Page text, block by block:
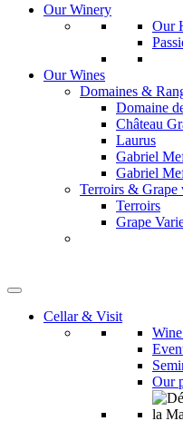
Our Winery
Our
Our Wines
Domaines &
Domaine
Château
Laurus
Gabriel
Gabriel
Terroirs & Grape
Terroirs
Grape
Cellar & Visit
Our